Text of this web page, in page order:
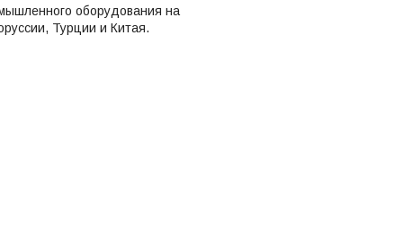
оборудования на
Турции и Китая.